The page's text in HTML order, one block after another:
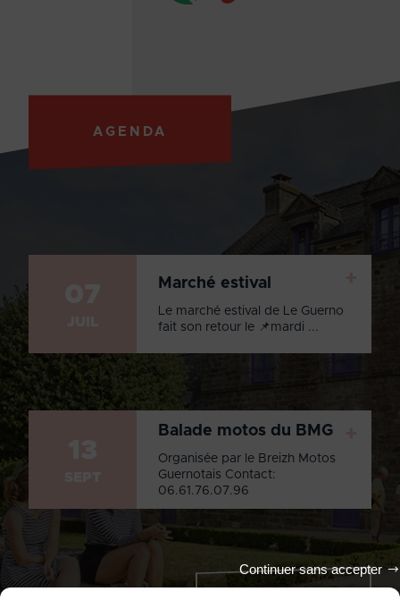
Continuer sans accepter
AGENDA
Marché estival
Le marché estival de Le Guerno
fait son retour le 📌mardi ...
Balade motos du BMG
Organisée par le Breizh Motos
Guernotais Contact:
06.61.76.07.96